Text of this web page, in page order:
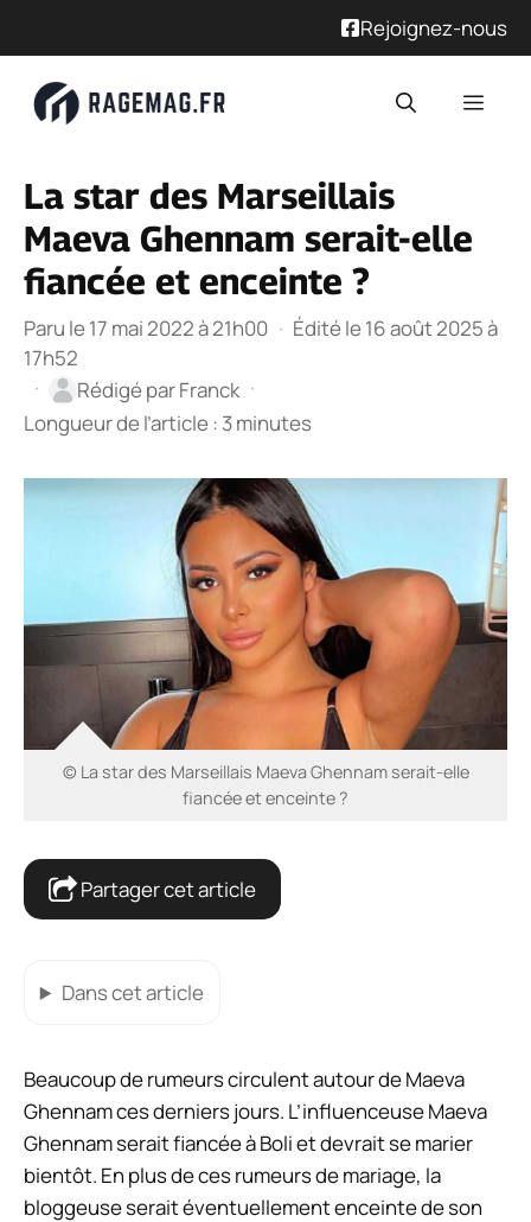
Rejoignez-nous
La star des Marseillais
Maeva Ghennam serait-elle
fiancée et enceinte ?
Paru le 17 mai 2022 à 21h00 · Édité le 16 août 2025 à
17h52
·
Rédigé parFranck ·
Longueur de l’article : 3 minutes
© La star des Marseillais Maeva Ghennam serait-elle
fiancée et enceinte ?
Partager cet article
Dans cet article
Beaucoup de rumeurs circulent autour de Maeva
Ghennam ces derniers jours. L’influenceuse Maeva
Ghennam serait fiancée à Boli et devrait se marier
bientôt. En plus de ces rumeurs de mariage, la
bloggeuse serait éventuellement enceinte de son